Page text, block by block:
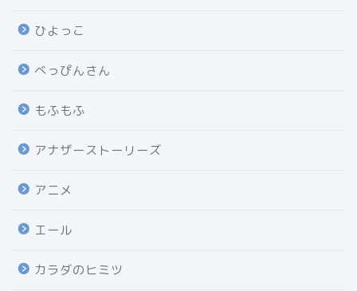
ひよっこ
べっぴんさん
もふもふ
アナザーストーリーズ
アニメ
エール
カラダのヒミツ